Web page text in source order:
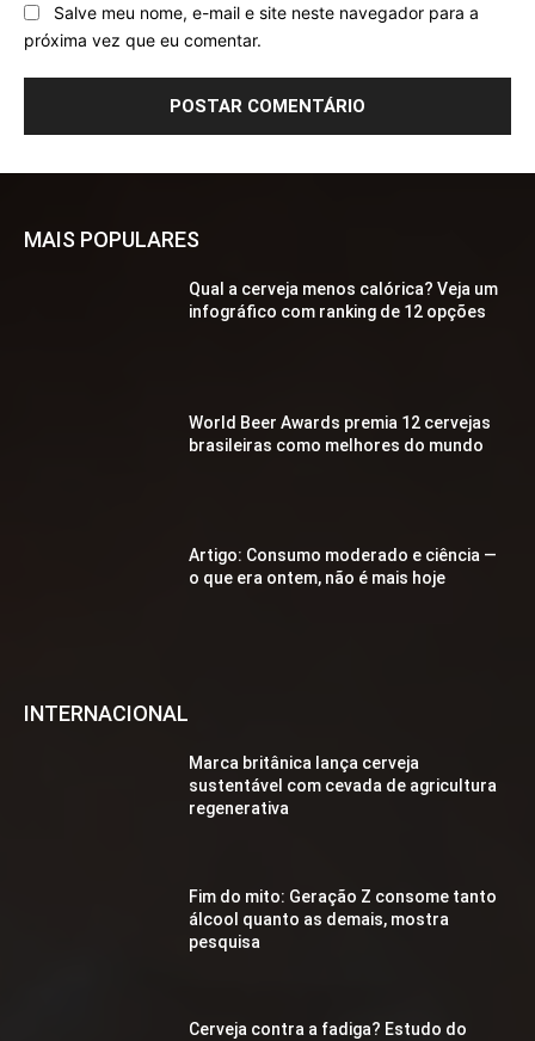
Salve meu nome, e-mail e site neste navegador para a
próxima vez que eu comentar.
MAIS POPULARES
Qual a cerveja menos calórica? Veja um
infográfico com ranking de 12 opções
World Beer Awards premia 12 cervejas
brasileiras como melhores do mundo
Artigo: Consumo moderado e ciência —
o que era ontem, não é mais hoje
INTERNACIONAL
Marca britânica lança cerveja
sustentável com cevada de agricultura
regenerativa
Fim do mito: Geração Z consome tanto
álcool quanto as demais, mostra
pesquisa
Cerveja contra a fadiga? Estudo do